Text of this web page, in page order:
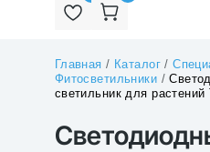
Главная / Каталог/
Фитосветильники /
светильник для растений